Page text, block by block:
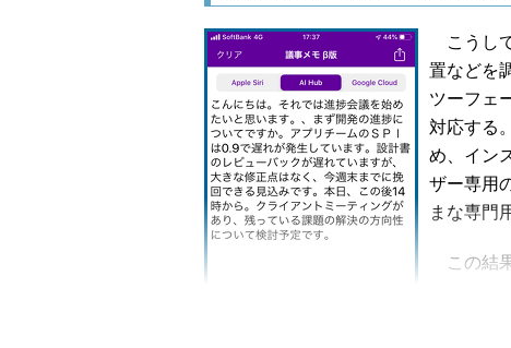
こうし
置などを
ツーフェ
対応する
め、イン
ザー専用
まな専門
この結